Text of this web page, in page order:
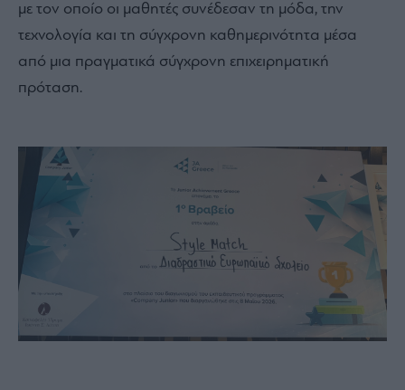
με τον οποίο οι μαθητές συνέδεσαν τη μόδα, την
τεχνολογία και τη σύγχρονη καθημερινότητα μέσα
από μια πραγματικά σύγχρονη επιχειρηματική
πρόταση.